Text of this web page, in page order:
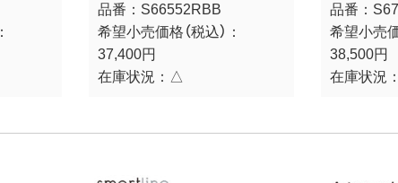
品番： S66552RBB
希望小売価格（税込）：
37,400円
在庫状況： △
品番：
希望小売価
38,500円
在庫状況：